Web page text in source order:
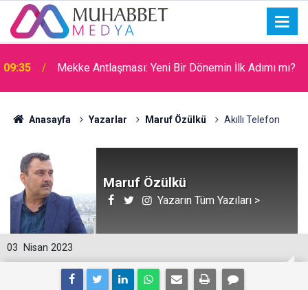
09:31 Filistin Kara Konvoyu
Anasayfa Yazarlar Maruf Özülkü Akıllı Telefon
Maruf Özülkü
Yazarın Tüm Yazıları >
03 Nisan 2023